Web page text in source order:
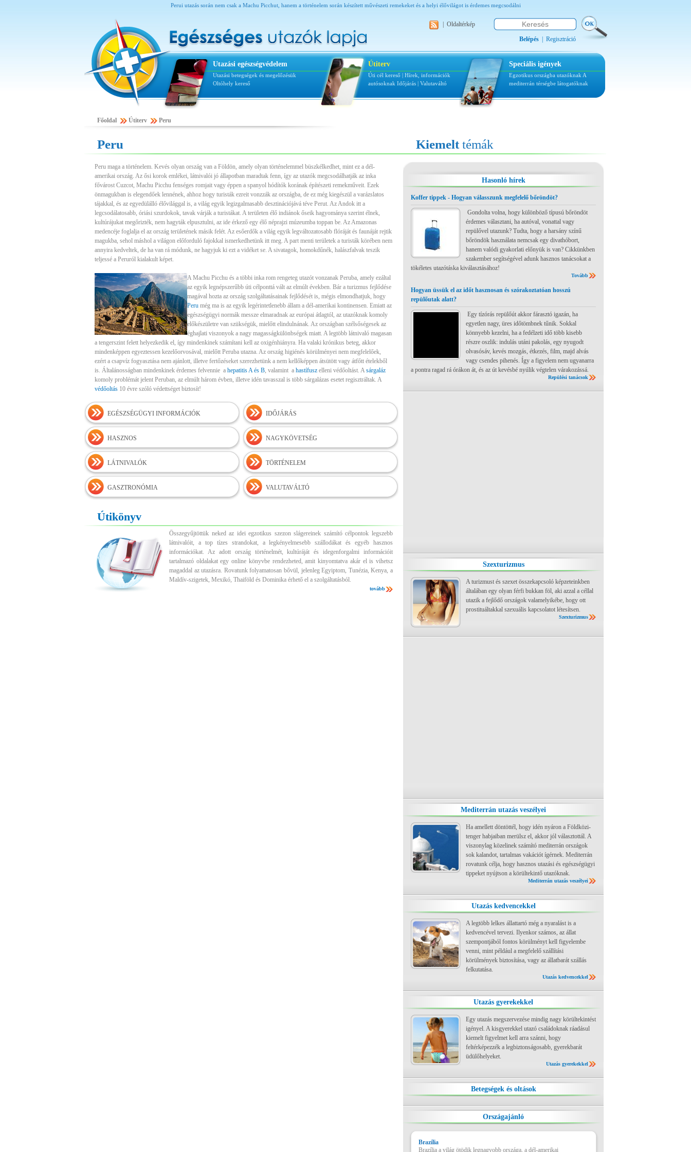
Perui utazás során nem csak a Machu Picchut, hanem a történelem során készített művészeti remekeket és a helyi élővilágot is érdemes megcsodálni
Oldaltérkép
Belépés Regisztráció
Utazási egészségvédelem
Utazási betegségek és megelőzésük
Oltóhely kereső
Útiterv
Úti cél kereső | Hírek, információk
autósoknak Időjárás | Valutaváltó
Speciális igények
Egzotikus országba utazóknak A
mediterrán térségbe látogatóknak
Főoldal Útiterv Peru
Peru
Peru maga a történelem. Kevés olyan ország van a Földön, amely olyan történelemmel büszkélkedhet, mint ez a dél-
amerikai ország. Az ősi korok emlékei, látnivalói jó állapotban maradtak fenn, így az utazók megcsodálhatják az inka
fővárost Cuzcot, Machu Picchu fenséges romjait vagy éppen a spanyol hódítók korának építészeti remekműveit. Ezek
önmagukban is elegendőek lennének, ahhoz hogy turisták ezreit vonzzák az országba, de ez még kiegészül a varázslatos
tájakkal, és az egyedülálló élővilággal is, a világ egyik legizgalmasabb desztinációjává téve Perut. Az Andok itt a
legcsodálatosabb, óriási szurdokok, tavak várják a turistákat. A területen élő indiánok őseik hagyománya szerint élnek,
kultúrájukat megőrizték, nem hagyták elpusztulni, az ide érkező egy élő néprajzi múzeumba toppan be. Az Amazonas
medencéje foglalja el az ország területének másik felét. Az esőerdők a világ egyik legváltozatosabb flóráját és faunáját rejtik
magukba, sehol máshol a világon előforduló fajokkal ismerkedhetünk itt meg. A part menti területek a turisták körében nem
annyira kedveltek, de ha van rá módunk, ne hagyjuk ki ezt a vidéket se. A sivatagok, homokdűnék, halászfalvak teszik
teljessé a Peruról kialakult képet.
A Machu Picchu és a többi inka rom rengeteg utazót vonzanak Peruba, amely ezáltal
az egyik legnépszerűbb úti célponttá vált az elmúlt években. Bár a turizmus fejlődése
magával hozta az ország szolgáltatásainak fejlődését is, mégis elmondhatjuk, hogy
Peru még ma is az egyik legérintetlenebb állam a dél-amerikai kontinensen. Emiatt az
egészségügyi normák messze elmaradnak az európai átlagtól, az utazóknak komoly
előkészületre van szükségük, mielőtt elindulnának. Az országban szélsőségesek az
éghajlati viszonyok a nagy magasságkülönbségek miatt. A legtöbb látnivaló magasan
a tengerszint felett helyezkedik el, így mindenkinek számítani kell az oxigénhiányra. Ha valaki krónikus beteg, akkor
mindenképpen egyeztessen kezelőorvosával, mielőtt Peruba utazna. Az ország higiénés körülményei nem megfelelőek,
ezért a csapvíz fogyasztása nem ajánlott, illetve fertőzéseket szerezhetünk a nem kellőképpen átsütött vagy átfőtt ételekből
is. Általánosságban mindenkinek érdemes felvennie a hepatitis A és B, valamint a hastífusz elleni védőoltást. Asárgaláz
komoly problémát jelent Peruban, az elmúlt három évben, illetve idén tavasszal is több sárgalázas esetet regisztráltak. A
védőoltás 10 évre szóló védettséget biztosít!
EGÉSZSÉGÜGYI INFORMÁCIÓK IDŐJÁRÁS
HASZNOS NAGYKÖVETSÉG
LÁTNIVALÓK TÖRTÉNELEM
GASZTRONÓMIA VALUTAVÁLTÓ
Útikönyv
Összegyűjtöttük neked az idei egzotikus szezon slágereinek számító célpontok legszebb
látnivalóit, a top tízes strandokat, a legkényelmesebb szállodákat és egyéb hasznos
információkat. Az adott ország történelmét, kultúráját és idegenforgalmi információit
tartalmazó oldalakat egy online könyvbe rendezheted, amit kinyomtatva akár el is vihetsz
magaddal az utazásra. Rovatunk folyamatosan bővül, jelenleg Egyiptom, Tunézia, Kenya, a
Maldív-szigetek, Mexikó, Thaiföld és Dominika érhető el a szolgáltatásból.
tovább
Kiemelttémák
Hasonló hírek
Koffer tippek - Hogyan válasszunk megfelelő bőröndöt?
Gondolta volna, hogy különböző típusú bőröndöt
érdemes választani, ha autóval, vonattal vagy
repülővel utazunk? Tudta, hogy a harsány színű
bőröndök használata nemcsak egy divathóbort,
hanem valódi gyakorlati előnyük is van? Cikkünkben
szakember segítségével adunk hasznos tanácsokat a
tökéletes utazótáska kiválasztásához!
Tovább
Hogyan üssük el az időt hasznosan és szórakoztatóan hosszú
repülőutak alatt?
Egy tízórás repülőút akkor fárasztó igazán, ha
egyetlen nagy, üres időtömbnek tűnik. Sokkal
könnyebb kezelni, ha a fedélzeti idő több kisebb
részre oszlik: indulás utáni pakolás, egy nyugodt
olvasósáv, kevés mozgás, étkezés, film, majd alvás
vagy csendes pihenés. Így a figyelem nem ugyanarra
a pontra ragad rá órákon át, és az út kevésbé nyúlik végtelen várakozássá.
Repülési tanácsok
Szexturizmus
A turizmust és szexet összekapcsoló képzeteinkben
általában egy olyan férfi bukkan föl, aki azzal a céllal
utazik a fejlődő országok valamelyikébe, hogy ott
prostituáltakkal szexuális kapcsolatot létesítsen.
Szexturizmus
Mediterrán utazás veszélyei
Ha amellett döntöttél, hogy idén nyáron a Földközi-
tenger habjaiban merülsz el, akkor jól választottál. A
viszonylag közelinek számító mediterrán országok
sok kalandot, tartalmas vakációt ígérnek. Mediterrán
rovatunk célja, hogy hasznos utazási és egészségügyi
tippeket nyújtson a körültekintő utazóknak.
Mediterrán utazás veszélyei
Utazás kedvencekkel
A legtöbb lelkes állattartó még a nyaralást is a
kedvencével tervezi. Ilyenkor számos, az állat
szempontjából fontos körülményt kell figyelembe
venni, mint például a megfelelő szállítási
körülmények biztosítása, vagy az állatbarát szállás
felkutatása.
Utazás kedvencekkel
Utazás gyerekekkel
Egy utazás megszervezése mindig nagy körültekintést
igényel. A kisgyerekkel utazó családoknak ráadásul
kiemelt figyelmet kell arra szánni, hogy
feltérképezzék a legbiztonságosabb, gyerekbarát
üdülőhelyeket.
Utazás gyerekekkel
Betegségek és oltások
Országajánló
Brazília
Brazília a világ ötödik legnagyobb országa, a dél-amerikai